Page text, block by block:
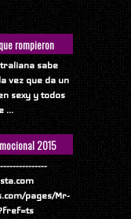
rompieron
sabe
vez que da un
sexy y todos
...
2015
pages/Mr-